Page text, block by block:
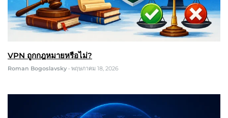
VPN ถูกกฎหมายหรือไม่?
Roman Bogoslavsky • พฤษภาคม 18, 2026